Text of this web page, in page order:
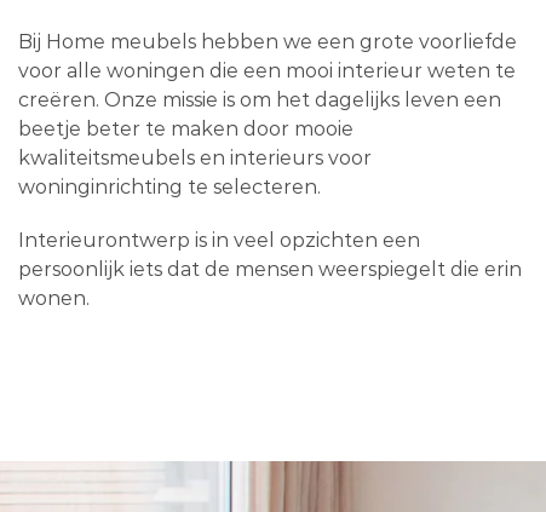
Bij Home meubels hebben we een grote voorliefde
voor alle woningen die een mooi interieur weten te
creëren. Onze missie is om het dagelijks leven een
beetje beter te maken door mooie
kwaliteitsmeubels en interieurs voor
woninginrichting te selecteren.
Interieurontwerp is in veel opzichten een
persoonlijk iets dat de mensen weerspiegelt die erin
wonen.